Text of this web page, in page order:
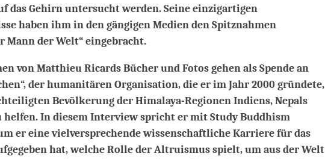
das Gehirn untersucht werden. Seine einzigartigen
haben ihm in den gängigen Medien den Spitznahmen
Mann der Welt“ eingebracht.
von Matthieu Ricards Bücher und Fotos gehen als Spende an
der humanitären Organisation, die er im Jahr 2000 gründete,
Bevölkerung der Himalaya-Regionen Indiens, Nepals
helfen. In diesem Interview spricht er mit Study Buddhism
er eine vielversprechende wissenschaftliche Karriere für das
hat, welche Rolle der Altruismus spielt, um aus der Welt